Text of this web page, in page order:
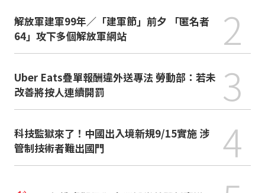
解放軍建軍99年／「建軍節」前夕 「匿名者
64」攻下多個解放軍網站
2
Uber Eats疊單報酬違外送專法 勞動部：若未
改善將按人連續開罰
3
科技監獄來了！中國出入境新規9/15實施 涉
管制技術者難出國門
4